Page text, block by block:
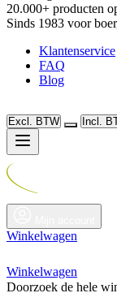
20.000+ producten
Sinds 1983 voor
Klantenservice
FAQ
Blog
Excl. BTW Incl.
Winkelwagen
Winkelwagen
Doorzoek de hele